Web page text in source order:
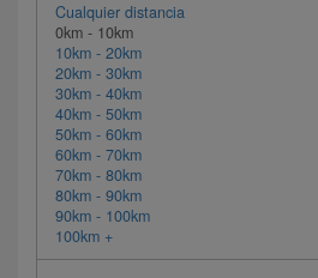
Cualquier distancia
0km - 10km
10km - 20km
20km - 30km
30km - 40km
40km - 50km
50km - 60km
60km - 70km
70km - 80km
80km - 90km
90km - 100km
100km +